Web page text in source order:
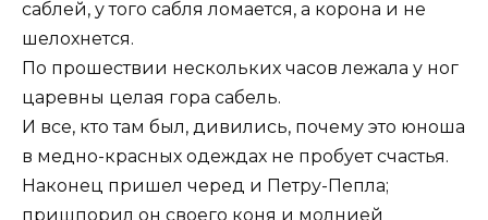
саблей, у того сабля ломается, а корона и не
шелохнется.
По прошествии нескольких часов лежала у ног
царевны целая гора сабель.
И все, кто там был, дивились, почему это юноша
в медно-красных одеждах не пробует счастья.
Наконец пришел черед и Петру-Пепла;
пришпорил он своего коня и молнией